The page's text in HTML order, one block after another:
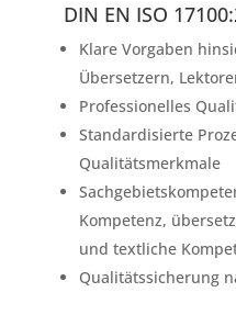
DIN EN ISO
Klare Vorgaben
Übersetzern,
Professionelles
Standardisierte
Qualitätsmerkmale
Kompetenz,
und textliche
Qualitätssicherung